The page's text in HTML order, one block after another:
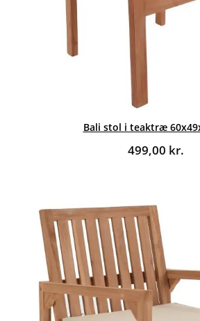
Bali stol i teaktræ
499,00 kr.